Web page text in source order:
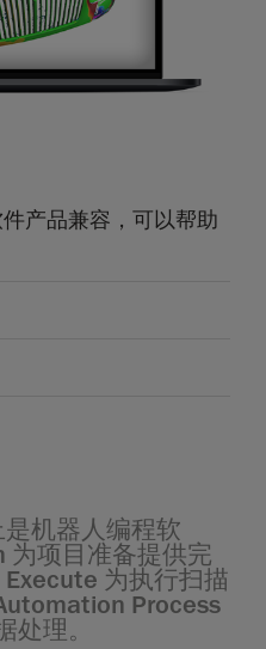
产品兼容，可以帮助
机器人编程软
项目准备提供完
为执行扫描
Process
理。